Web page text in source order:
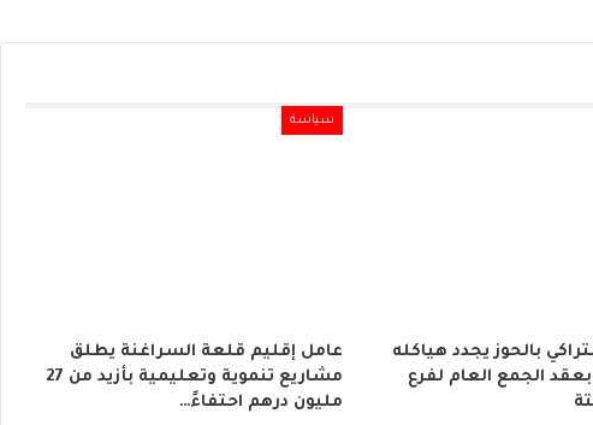
بالحوز يجدد هياكله
الجمع العام لفرع
سياسة
عامل إقليم قلعة السراغنة يطلق
مشاريع تنموية وتعليمية بأزيد من 27
مليون درهم احتفاءً…